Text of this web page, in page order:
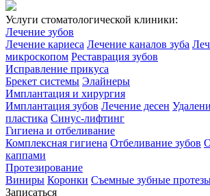
Услуги стоматологической клиники:
Лечение зубов
Лечение кариеса Лечение каналов зуба
микроскопом Реставрация зубов
Исправление прикуса
Брекет системы Элайнеры
Имплантация и хирургия
Имплантация зубов Лечение десен
пластика Синус-лифтинг
Гигиена и отбеливание
Комплексная гигиена Отбеливание зубов
каппами
Протезирование
Виниры Коронки Съемные зубные
Записаться